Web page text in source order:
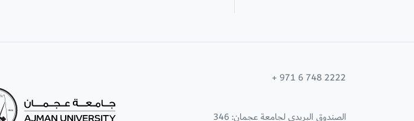
+ 971 6 748 2222
الصندوق البريدي لجامعة عجمان: 346